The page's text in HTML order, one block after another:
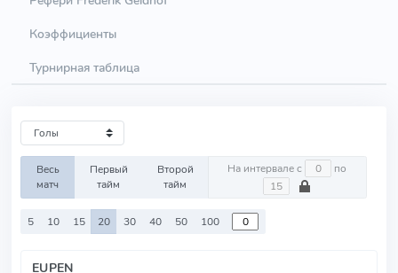
Коэффициенты
Турнирная таблица
Весь
матч
Первый
тайм
Второй
тайм
На интервале с по
5 10 15 20 30 40 50 100
EUPEN